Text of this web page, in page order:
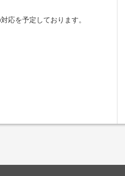
応を予定しております。